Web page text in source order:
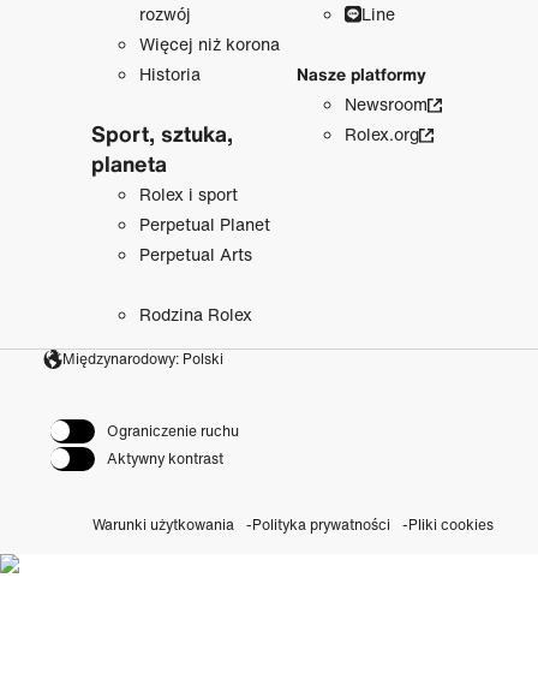
rozwój
Więcej niż korona
Historia
Sport, sztuka,
planeta
Rolex i sport
Perpetual Planet
Perpetual Arts
Rodzina Rolex
Line
Nasze platformy
Newsroom
Rolex.org
Międzynarodowy: Polski
Ograniczenie ruchu
Aktywny kontrast
Warunki użytkowania Polityka prywatności Pliki cookies